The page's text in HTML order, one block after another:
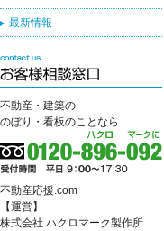
最新情報
不動産・建築の
のぼり・看板のことなら
不動産応援.com
【運営】
株式会社 ハクロマーク製作所